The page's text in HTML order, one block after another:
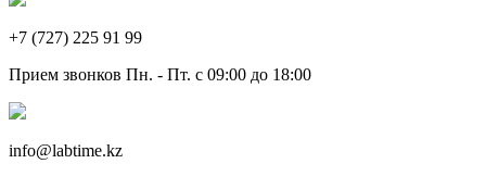
+7 (727) 225 91 99
Прием звонков Пн. - Пт. с 09:00 до 18:00
info@labtime.kz